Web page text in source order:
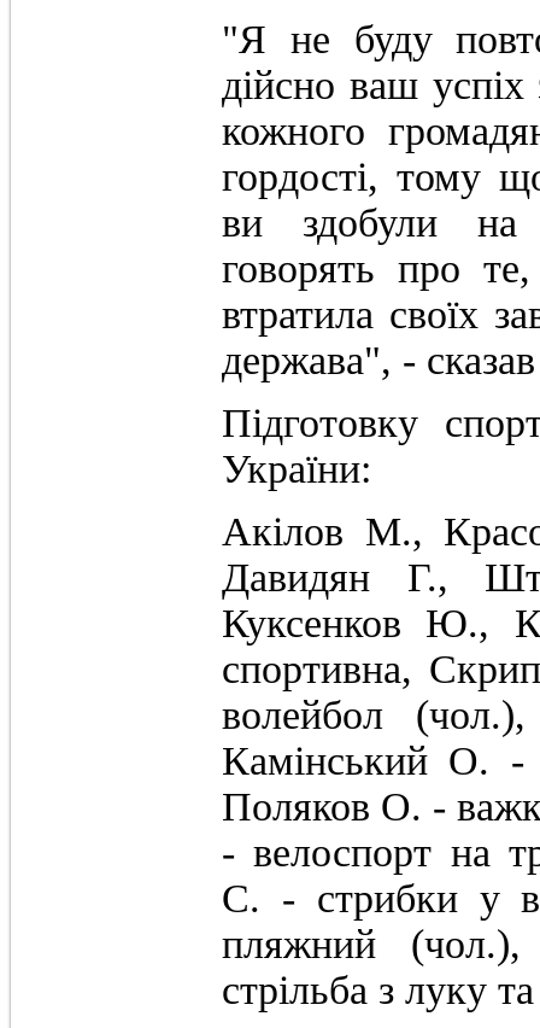
"Я не буду
дійсно ваш
кожного
гордості, тому
ви здобули на
говорять про
втратила своїх
держава", -
Підготовку
України:
Акілов М.,
Давидян Г.,
Куксенков Ю.,
спортивна,
волейбол
Камінський О. -
Поляков О. -
- велоспорт на
С. - стрибки у
пляжний
стрільба з луку